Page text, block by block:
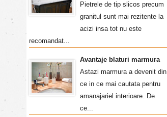
Pietrele de tip slicos precum
granitul sunt mai rezitente la
acizi insa tot nu este
recomandat...
Avantaje blaturi marmura
Astazi marmura a devenit din
ce in ce mai cautata pentru
amanajariel interioare. De
ce...